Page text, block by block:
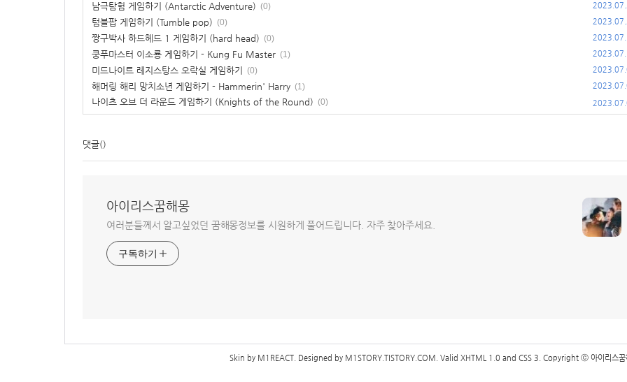
남극탐험 게임하기 (Antarctic Adventure) (0)
텀블팝 게임하기 (Tumble pop) (0)
짱구박사 하드헤드 1 게임하기 (hard head) (0)
쿵푸마스터 이소룡 게임하기 - Kung Fu Master (1)
미드나이트 레지스탕스 오락실 게임하기 (0)
해머링 해리 망치소년 게임하기 - Hammerin' Harry (1)
나이츠 오브 더 라운드 게임하기 (Knights of the Round) (0)
댓글()
아이리스꿈해몽
여러분들께서 알고싶었던 꿈해몽정보를 시원하게 풀어드립니다. 자주 찾아주세요.
구독하기
Skin by M1REACT . Designed by M1STORY.TISTORY.COM . Valid XHTML 1.0 and CSS 3 . Copyright ⓒ 아이리스